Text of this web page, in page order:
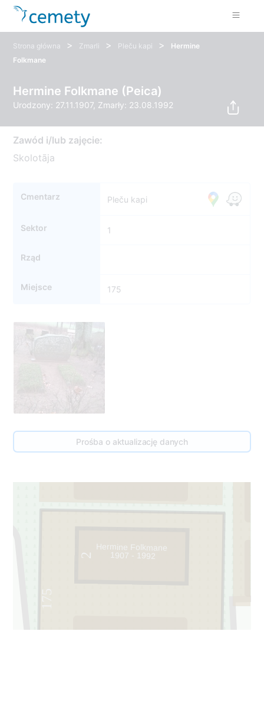
Strona główna > Zmarli > Pleču kapi >
Hermine
Folkmane
Hermine Folkmane (Peica)
Urodzony: 27.11.1907, Zmarły: 23.08.1992
Zawód i/lub zajęcie:
Skolotāja
Cmentarz Pleču kapi
Sektor 1
Rząd
Miejsce 175
Prośba o aktualizację danych
175
159
2
Hermine Folkmane
1907 - 1992